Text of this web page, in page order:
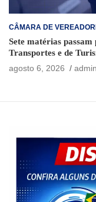
CÂMARA DE
Sete matérias passam
Transportes e de
agosto 6, 2026
admin